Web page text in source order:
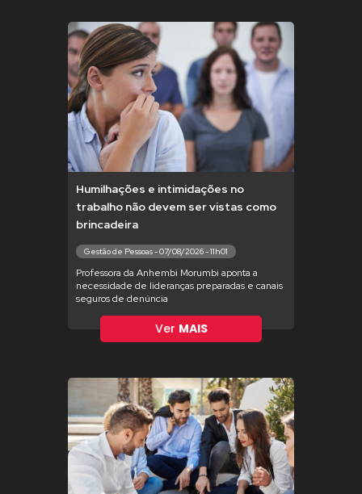
Humilhações e intimidações no
trabalho não devem ser vistas como
brincadeira
Gestão de Pessoas - 07/08/2026 - 11h01
Professora da Anhembi Morumbi aponta a
necessidade de lideranças preparadas e canais
seguros de denúncia
Ver MAIS